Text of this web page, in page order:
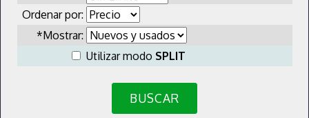
Ordenar por:
*Mostrar:
Utilizar modo SPLIT
BUSCAR